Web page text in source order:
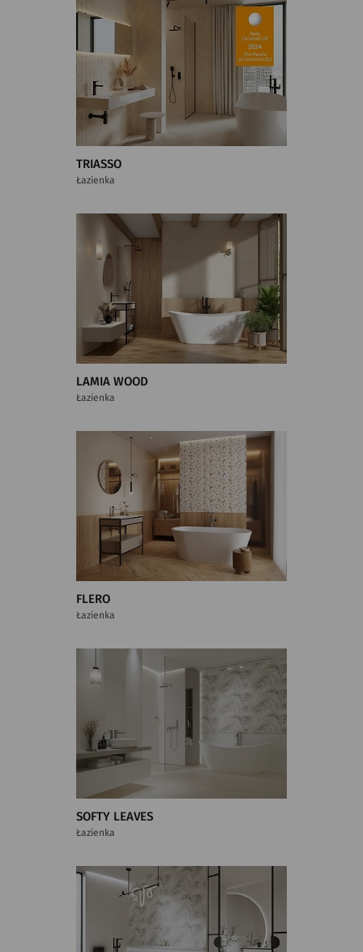
TRIASSO
Łazienka
LAMIA WOOD
Łazienka
FLERO
Łazienka
SOFTY LEAVES
Łazienka